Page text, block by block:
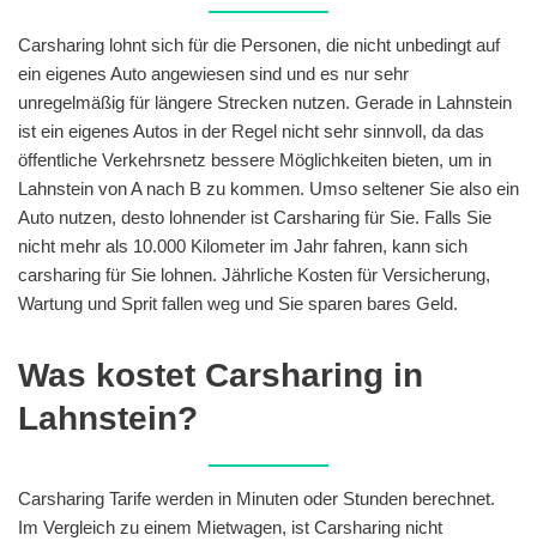
Carsharing lohnt sich für die Personen, die nicht unbedingt auf
ein eigenes Auto angewiesen sind und es nur sehr
unregelmäßig für längere Strecken nutzen. Gerade in Lahnstein
ist ein eigenes Autos in der Regel nicht sehr sinnvoll, da das
öffentliche Verkehrsnetz bessere Möglichkeiten bieten, um in
Lahnstein von A nach B zu kommen. Umso seltener Sie also ein
Auto nutzen, desto lohnender ist Carsharing für Sie. Falls Sie
nicht mehr als 10.000 Kilometer im Jahr fahren, kann sich
carsharing für Sie lohnen. Jährliche Kosten für Versicherung,
Wartung und Sprit fallen weg und Sie sparen bares Geld.
Was kostet Carsharing in
Lahnstein?
Carsharing Tarife werden in Minuten oder Stunden berechnet.
Im Vergleich zu einem Mietwagen, ist Carsharing nicht